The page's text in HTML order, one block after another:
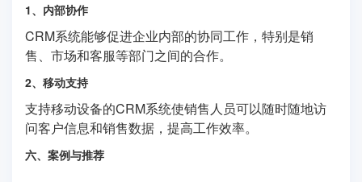
1、内部协作
CRM系统能够促进企业内部的协同工作，特别是销
售、市场和客服等部门之间的合作。
2、移动支持
支持移动设备的CRM系统使销售人员可以随时随地访
问客户信息和销售数据，提高工作效率。
六、案例与推荐